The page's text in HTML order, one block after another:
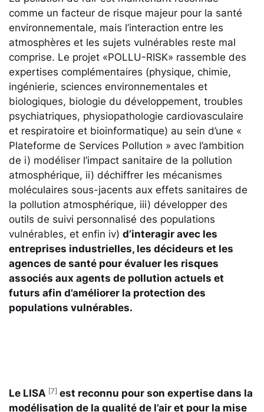
comme un facteur de risque majeur pour la santé
environnementale, mais l’interaction entre les
atmosphères et les sujets vulnérables reste mal
comprise. Le projet «POLLU-RISK» rassemble des
expertises complémentaires (physique, chimie,
ingénierie, sciences environnementales et
biologiques, biologie du développement, troubles
psychiatriques, physiopathologie cardiovasculaire
et respiratoire et bioinformatique) au sein d’une «
Plateforme de Services Pollution » avec l’ambition
de i) modéliser l’impact sanitaire de la pollution
atmosphérique, ii) déchiffrer les mécanismes
moléculaires sous-jacents aux effets sanitaires de
la pollution atmosphérique, iii) développer des
outils de suivi personnalisé des populations
vulnérables, et enfin iv) d’interagir avec les
entreprises industrielles, les décideurs et les
agences de santé pour évaluer les risques
associés aux agents de pollution actuels et
futurs afin d’améliorer la protection des
populations vulnérables.
Le LISA [7] est reconnu pour son expertise dans la
modélisation de la qualité de l’air et pour la mise